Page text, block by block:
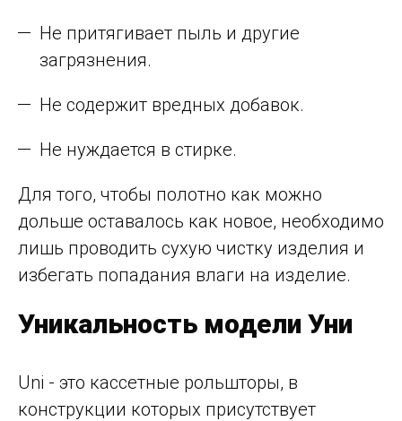
Не притягивает пыль и другие
загрязнения.
Не содержит вредных добавок.
Не нуждается в стирке.
Для того, чтобы полотно как можно
дольше оставалось как новое, необходимо
лишь проводить сухую чистку изделия и
избегать попадания влаги на изделие.
Уникальность модели Уни
Uni - это кассетные рольшторы, в
конструкции которых присутствует